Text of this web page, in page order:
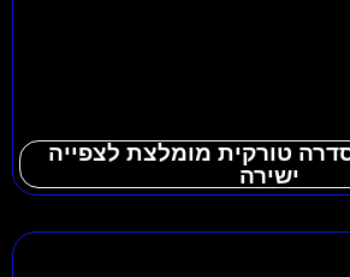
טורקית מומלצת לצפייה
ישירה